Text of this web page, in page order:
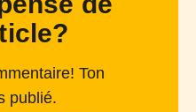
Ton
publié.